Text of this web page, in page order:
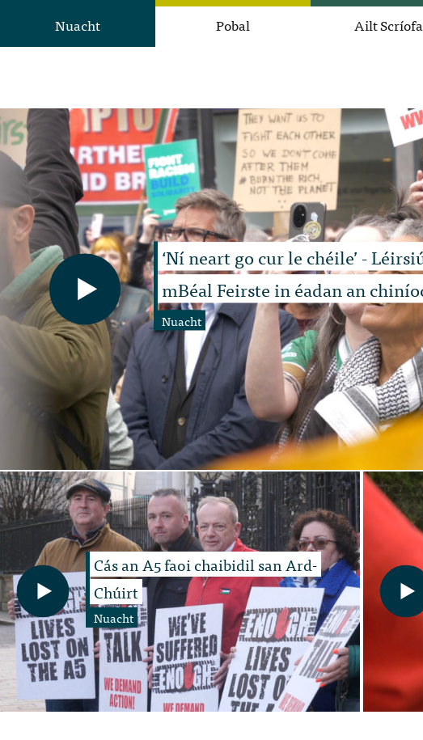
Nuacht Pobal Ailt Scríofa
‘Ní neart go cur le chéile’ -
mBéal Feirste in éadan an
Nuacht
Cás an A5 faoi chaibidil san Ard-
Chúirt
Nuacht